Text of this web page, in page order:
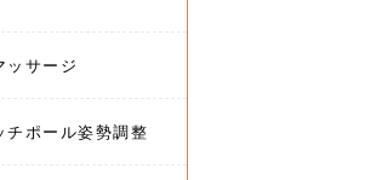
ッサージ
チポール姿勢調整